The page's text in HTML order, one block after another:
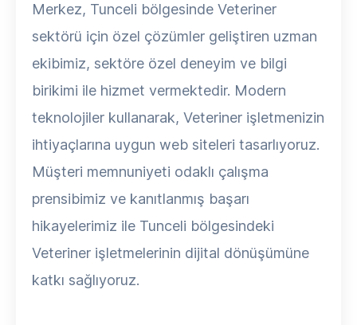
Merkez, Tunceli bölgesinde Veteriner
sektörü için özel çözümler geliştiren uzman
ekibimiz, sektöre özel deneyim ve bilgi
birikimi ile hizmet vermektedir. Modern
teknolojiler kullanarak, Veteriner işletmenizin
ihtiyaçlarına uygun web siteleri tasarlıyoruz.
Müşteri memnuniyeti odaklı çalışma
prensibimiz ve kanıtlanmış başarı
hikayelerimiz ile Tunceli bölgesindeki
Veteriner işletmelerinin dijital dönüşümüne
katkı sağlıyoruz.